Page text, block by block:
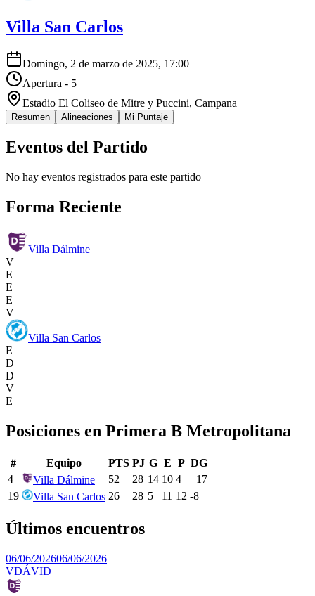
Villa San Carlos
Domingo, 2 de marzo de 2025, 17:00
Apertura - 5
Estadio El Coliseo de Mitre y Puccini, Campana
Resumen Alineaciones Mi Puntaje
Eventos del Partido
No hay eventos registrados para este partido
Forma Reciente
Villa Dálmine
V
E
E
E
V
Villa San Carlos
E
D
D
V
E
Posiciones en Primera B Metropolitana
# Equipo PTS PJ G E P DG
4
Villa Dálmine 52 28 14 10 4 +17
19
Villa San Carlos 26 28 5 11 12 -8
Últimos encuentros
06/06/202606/06/2026
VDÁVID